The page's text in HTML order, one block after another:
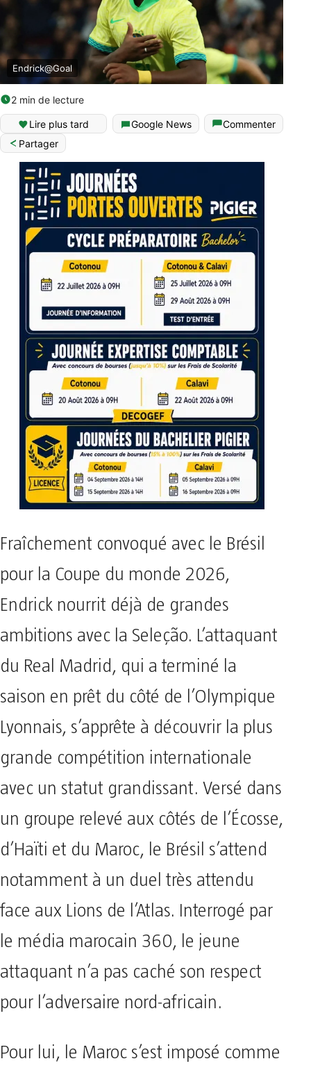
Endrick@Goal
2 min de lecture
Lire plus tard Google News
Commenter
Partager
Fraîchement convoqué avec le Brésil
pour la Coupe du monde 2026,
Endrick nourrit déjà de grandes
ambitions avec la Seleção. L’attaquant
du Real Madrid, qui a terminé la
saison en prêt du côté de l’Olympique
Lyonnais, s’apprête à découvrir la plus
grande compétition internationale
avec un statut grandissant. Versé dans
un groupe relevé aux côtés de l’Écosse,
d’Haïti et du Maroc, le Brésil s’attend
notamment à un duel très attendu
face aux Lions de l’Atlas. Interrogé par
le média marocain 360, le jeune
attaquant n’a pas caché son respect
pour l’adversaire nord-africain.
Pour lui, le Maroc s’est imposé comme